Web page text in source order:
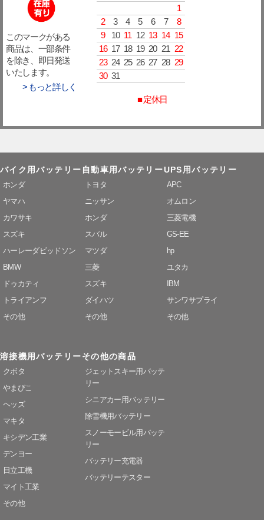
このマークがある
商品は、一部条件
を除き、即日発送
いたします。
> もっと詳しく
1
2
3 4 5 6 7
8
9
10 11 12 13 14 15
16 17 18 19 20 21 22
23 24 25 26 27 28 29
30 31
■ 定休日
バイク用バッテリー
ホンダ
ヤマハ
カワサキ
スズキ
ハーレーダビッドソン
BMW
ドゥカティ
トライアンフ
その他
自動車用バッテリー
トヨタ
ニッサン
ホンダ
スバル
マツダ
三菱
スズキ
ダイハツ
その他
UPS用バッテリー
APC
オムロン
三菱電機
GS-EE
hp
ユタカ
IBM
サンワサプライ
その他
溶接機用バッテリー
クボタ
やまびこ
ヘッズ
マキタ
キシデン工業
デンヨー
日立工機
マイト工業
その他
その他の商品
ジェットスキー用バッテ
リー
シニアカー用バッテリー
除雪機用バッテリー
スノーモービル用バッテ
リー
バッテリー充電器
バッテリーテスター